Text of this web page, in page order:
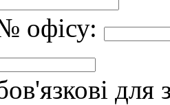
офісу:
для